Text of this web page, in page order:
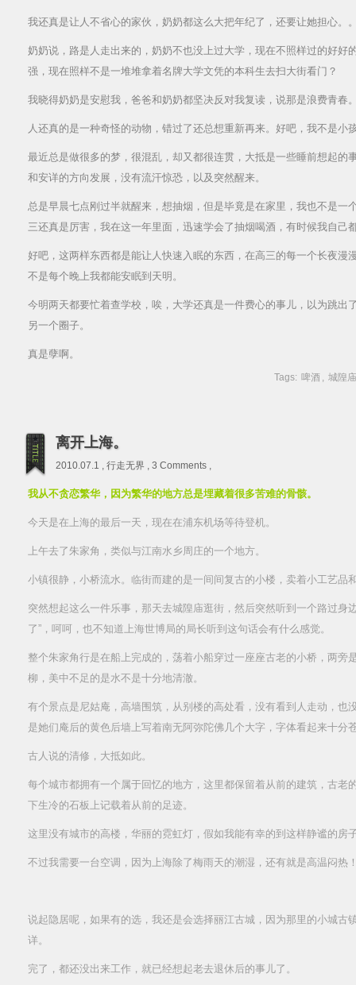
我还真是让人不省心的家伙，奶奶都这么大把年纪了，还要让她担心。
奶奶说，路是人走出来的，奶奶不也没上过大学，现在不照样过的好好
强，现在照样不是一堆堆拿着名牌大学文凭的本科生去扫大街看门？
我晓得奶奶是安慰我，爸爸和奶奶都坚决反对我复读，说那是浪费青春
人还真的是一种奇怪的动物，错过了还总想重新再来。好吧，我不是小
最近总是做很多的梦，很混乱，却又都很连贯，大抵是一些睡前想起的
和安详的方向发展，没有流汗惊恐，以及突然醒来。
总是早晨七点刚过半就醒来，想抽烟，但是毕竟是在家里，我也不是一
三还真是厉害，我在这一年里面，迅速学会了抽烟喝酒，有时候我自己
好吧，这两样东西都是能让人快速入眠的东西，在高三的每一个长夜漫
不是每个晚上我都能安眠到天明。
今明两天都要忙着查学校，唉，大学还真是一件费心的事儿，以为跳出
另一个圈子。
真是孽啊。
Tags: 啤酒 , 城隍庙
离开上海。
2010.07.1 , 行走无界 , 3 Comments ,
我从不贪恋繁华，因为繁华的地方总是埋藏着很多苦难的骨骸。
今天是在上海的最后一天，现在在浦东机场等待登机。
上午去了朱家角，类似与江南水乡周庄的一个地方。
小镇很静，小桥流水。临街而建的是一间间复古的小楼，卖着小工艺品
突然想起这么一件乐事，那天去城隍庙逛街，然后突然听到一个路过身
了”，呵呵，也不知道上海世博局的局长听到这句话会有什么感觉。
整个朱家角行是在船上完成的，荡着小船穿过一座座古老的小桥，两旁
柳，美中不足的是水不是十分地清澈。
有个景点是尼姑庵，高墙围筑，从别楼的高处看，没有看到人走动，也
是她们庵后的黄色后墙上写着南无阿弥陀佛几个大字，字体看起来十分
古人说的清修，大抵如此。
每个城市都拥有一个属于回忆的地方，这里都保留着从前的建筑，古老
下生冷的石板上记载着从前的足迹。
这里没有城市的高楼，华丽的霓虹灯，假如我能有幸的到这样静谧的房
不过我需要一台空调，因为上海除了梅雨天的潮湿，还有就是高温闷热
说起隐居呢，如果有的选，我还是会选择丽江古城，因为那里的小城古
详。
完了，都还没出来工作，就已经想起老去退休后的事儿了。